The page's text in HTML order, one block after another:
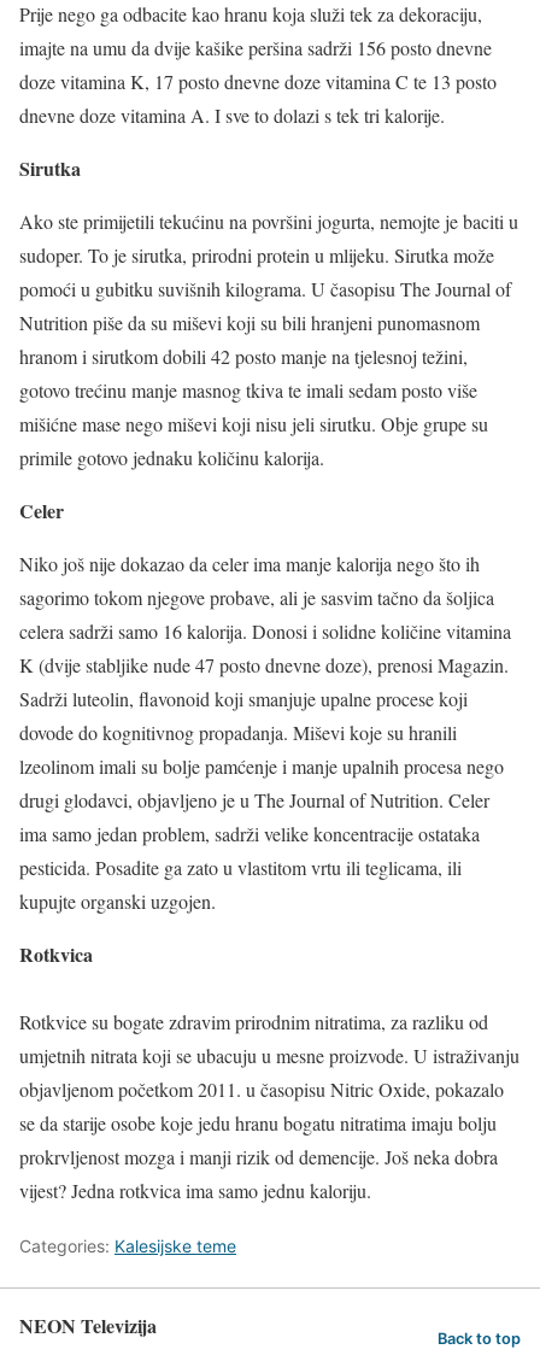
Prije nego ga odbacite kao hranu koja služi tek za dekoraciju,
imajte na umu da dvije kašike peršina sadrži 156 posto dnevne
doze vitamina K, 17 posto dnevne doze vitamina C te 13 posto
dnevne doze vitamina A. I sve to dolazi s tek tri kalorije.
Sirutka
Ako ste primijetili tekućinu na površini jogurta, nemojte je baciti u
sudoper. To je sirutka, prirodni protein u mlijeku. Sirutka može
pomoći u gubitku suvišnih kilograma. U časopisu The Journal of
Nutrition piše da su miševi koji su bili hranjeni punomasnom
hranom i sirutkom dobili 42 posto manje na tjelesnoj težini,
gotovo trećinu manje masnog tkiva te imali sedam posto više
mišićne mase nego miševi koji nisu jeli sirutku. Obje grupe su
primile gotovo jednaku količinu kalorija.
Celer
Niko još nije dokazao da celer ima manje kalorija nego što ih
sagorimo tokom njegove probave, ali je sasvim tačno da šoljica
celera sadrži samo 16 kalorija. Donosi i solidne količine vitamina
K (dvije stabljike nude 47 posto dnevne doze), prenosi Magazin.
Sadrži luteolin, flavonoid koji smanjuje upalne procese koji
dovode do kognitivnog propadanja. Miševi koje su hranili
lzeolinom imali su bolje pamćenje i manje upalnih procesa nego
drugi glodavci, objavljeno je u The Journal of Nutrition. Celer
ima samo jedan problem, sadrži velike koncentracije ostataka
pesticida. Posadite ga zato u vlastitom vrtu ili teglicama, ili
kupujte organski uzgojen.
Rotkvica
Rotkvice su bogate zdravim prirodnim nitratima, za razliku od
umjetnih nitrata koji se ubacuju u mesne proizvode. U istraživanju
objavljenom početkom 2011. u časopisu Nitric Oxide, pokazalo
se da starije osobe koje jedu hranu bogatu nitratima imaju bolju
prokrvljenost mozga i manji rizik od demencije. Još neka dobra
vijest? Jedna rotkvica ima samo jednu kaloriju.
Categories: Kalesijske teme
NEON Televizija Back to top